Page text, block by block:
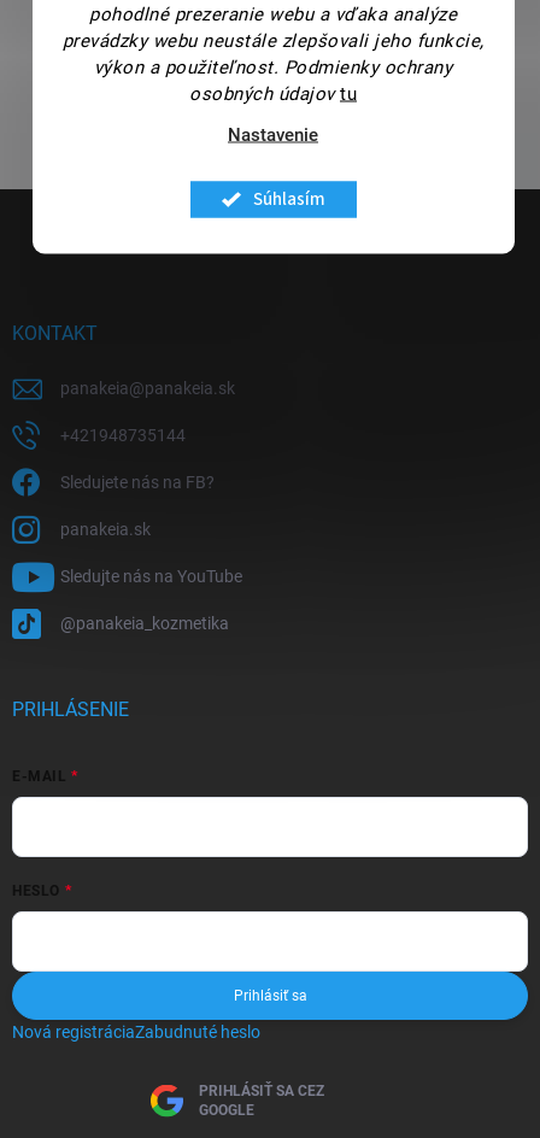
pohodlné prezeranie webu a vďaka analýze
prevádzky webu neustále zlepšovali jeho funkcie,
výkon a použiteľnost. Podmienky ochrany
osobných údajov tu
Nastavenie
Súhlasím
Predchádzajúci článok Ďalší článok
KONTAKT
panakeia@panakeia.sk
+421948735144
Sledujete nás na FB?
panakeia.sk
Sledujte nás na YouTube
@panakeia_kozmetika
PRIHLÁSENIE
E-MAIL
HESLO
Prihlásiť sa
Nová registráciaZabudnuté heslo
PRIHLÁSIŤ SA CEZ
GOOGLE